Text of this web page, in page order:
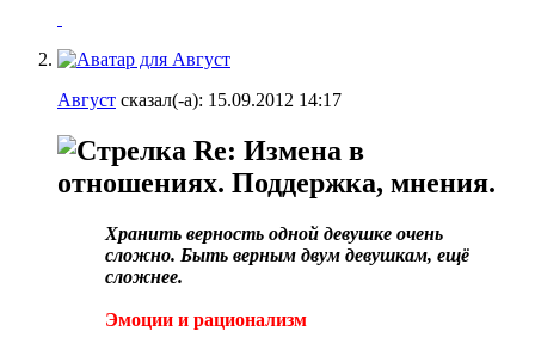
Август сказал(-а): 15.09.2012 14:17
Re: Измена в
отношениях. Поддержка, мнения.
Хранить верность одной девушке очень
сложно. Быть верным двум девушкам, ещё
сложнее.
Эмоции и рационализм